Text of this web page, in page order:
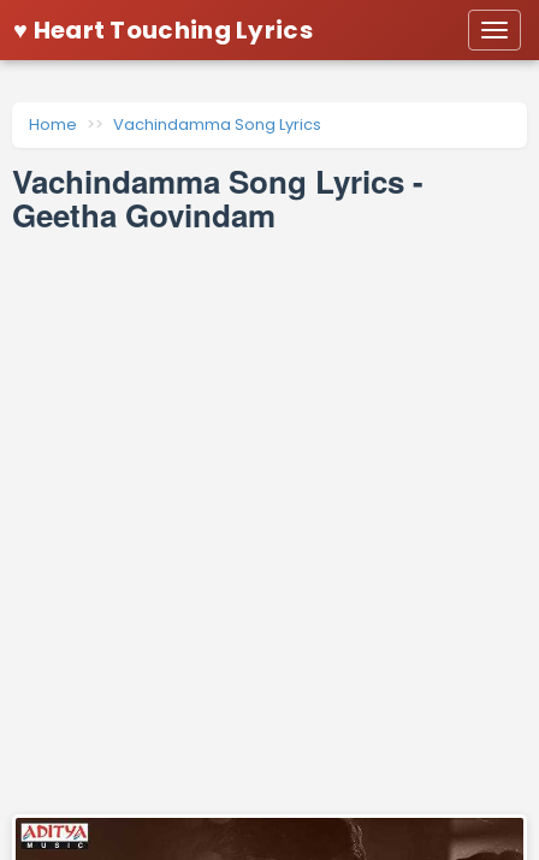
♥ Heart Touching Lyrics
Home Vachindamma Song Lyrics
Vachindamma Song Lyrics -
Geetha Govindam